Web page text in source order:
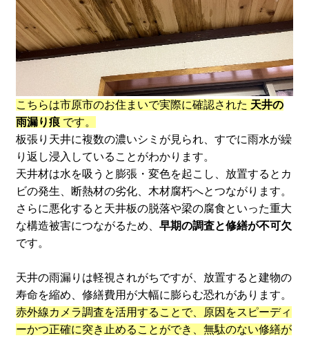
こちらは市原市のお住まいで実際に確認された 天井の
雨漏り痕 です。
板張り天井に複数の濃いシミが見られ、すでに雨水が繰
り返し浸入していることがわかります。
天井材は水を吸うと膨張・変色を起こし、放置するとカ
ビの発生、断熱材の劣化、木材腐朽へとつながります。
さらに悪化すると天井板の脱落や梁の腐食といった重大
な構造被害につながるため、 早期の調査と修繕が不可欠
です。
天井の雨漏りは軽視されがちですが、放置すると建物の
寿命を縮め、修繕費用が大幅に膨らむ恐れがあります。
赤外線カメラ調査を活用することで、原因をスピーディ
ーかつ正確に突き止めることができ、無駄のない修繕が